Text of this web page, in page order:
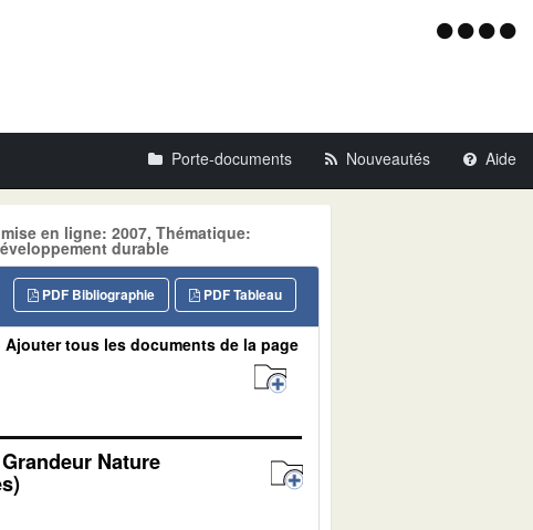
Menu
Porte-documents Nouveautés Aide
en ligne: 2007, Thématique:
durable
PDF Tableau
PDF Bibliographie
Ajouter tous les documents de la page
Nature